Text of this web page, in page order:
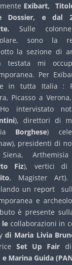
Exibart,
Dossier, e dal
Sulle
sono la
la sezione di
testata mi
Per
in tutta Italia :
Picasso a
intervistato
), direttori di
Borghese)
presidenti di
Fiz), vertici
, Magister
un report
e
è presente
le collaborazioni in
di Maria Livia
Set Up Fair di
Marina Guida